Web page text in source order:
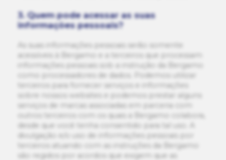
3. Quem pode acessar as suas
informações pessoais?
As suas informações pessoais serão somente
acessíveis à Bergamo e a terceiros que processam
informações pessoais sob a instrução da Bergamo
como processadores de dados. Podemos utilizar
terceiros para fornecer serviços e informações
sobre nossos websites e podemos prestar alguns
serviços de marcas associadas em parceria com
outros terceiros com os quais a Bergamo colabora,
desde que você tenha consentido para tal uso. A
divulgação e/o uso de informações pessoais por
terceiros atuando com as instruções da Bergamo
são regidos por acordos que exigem que as